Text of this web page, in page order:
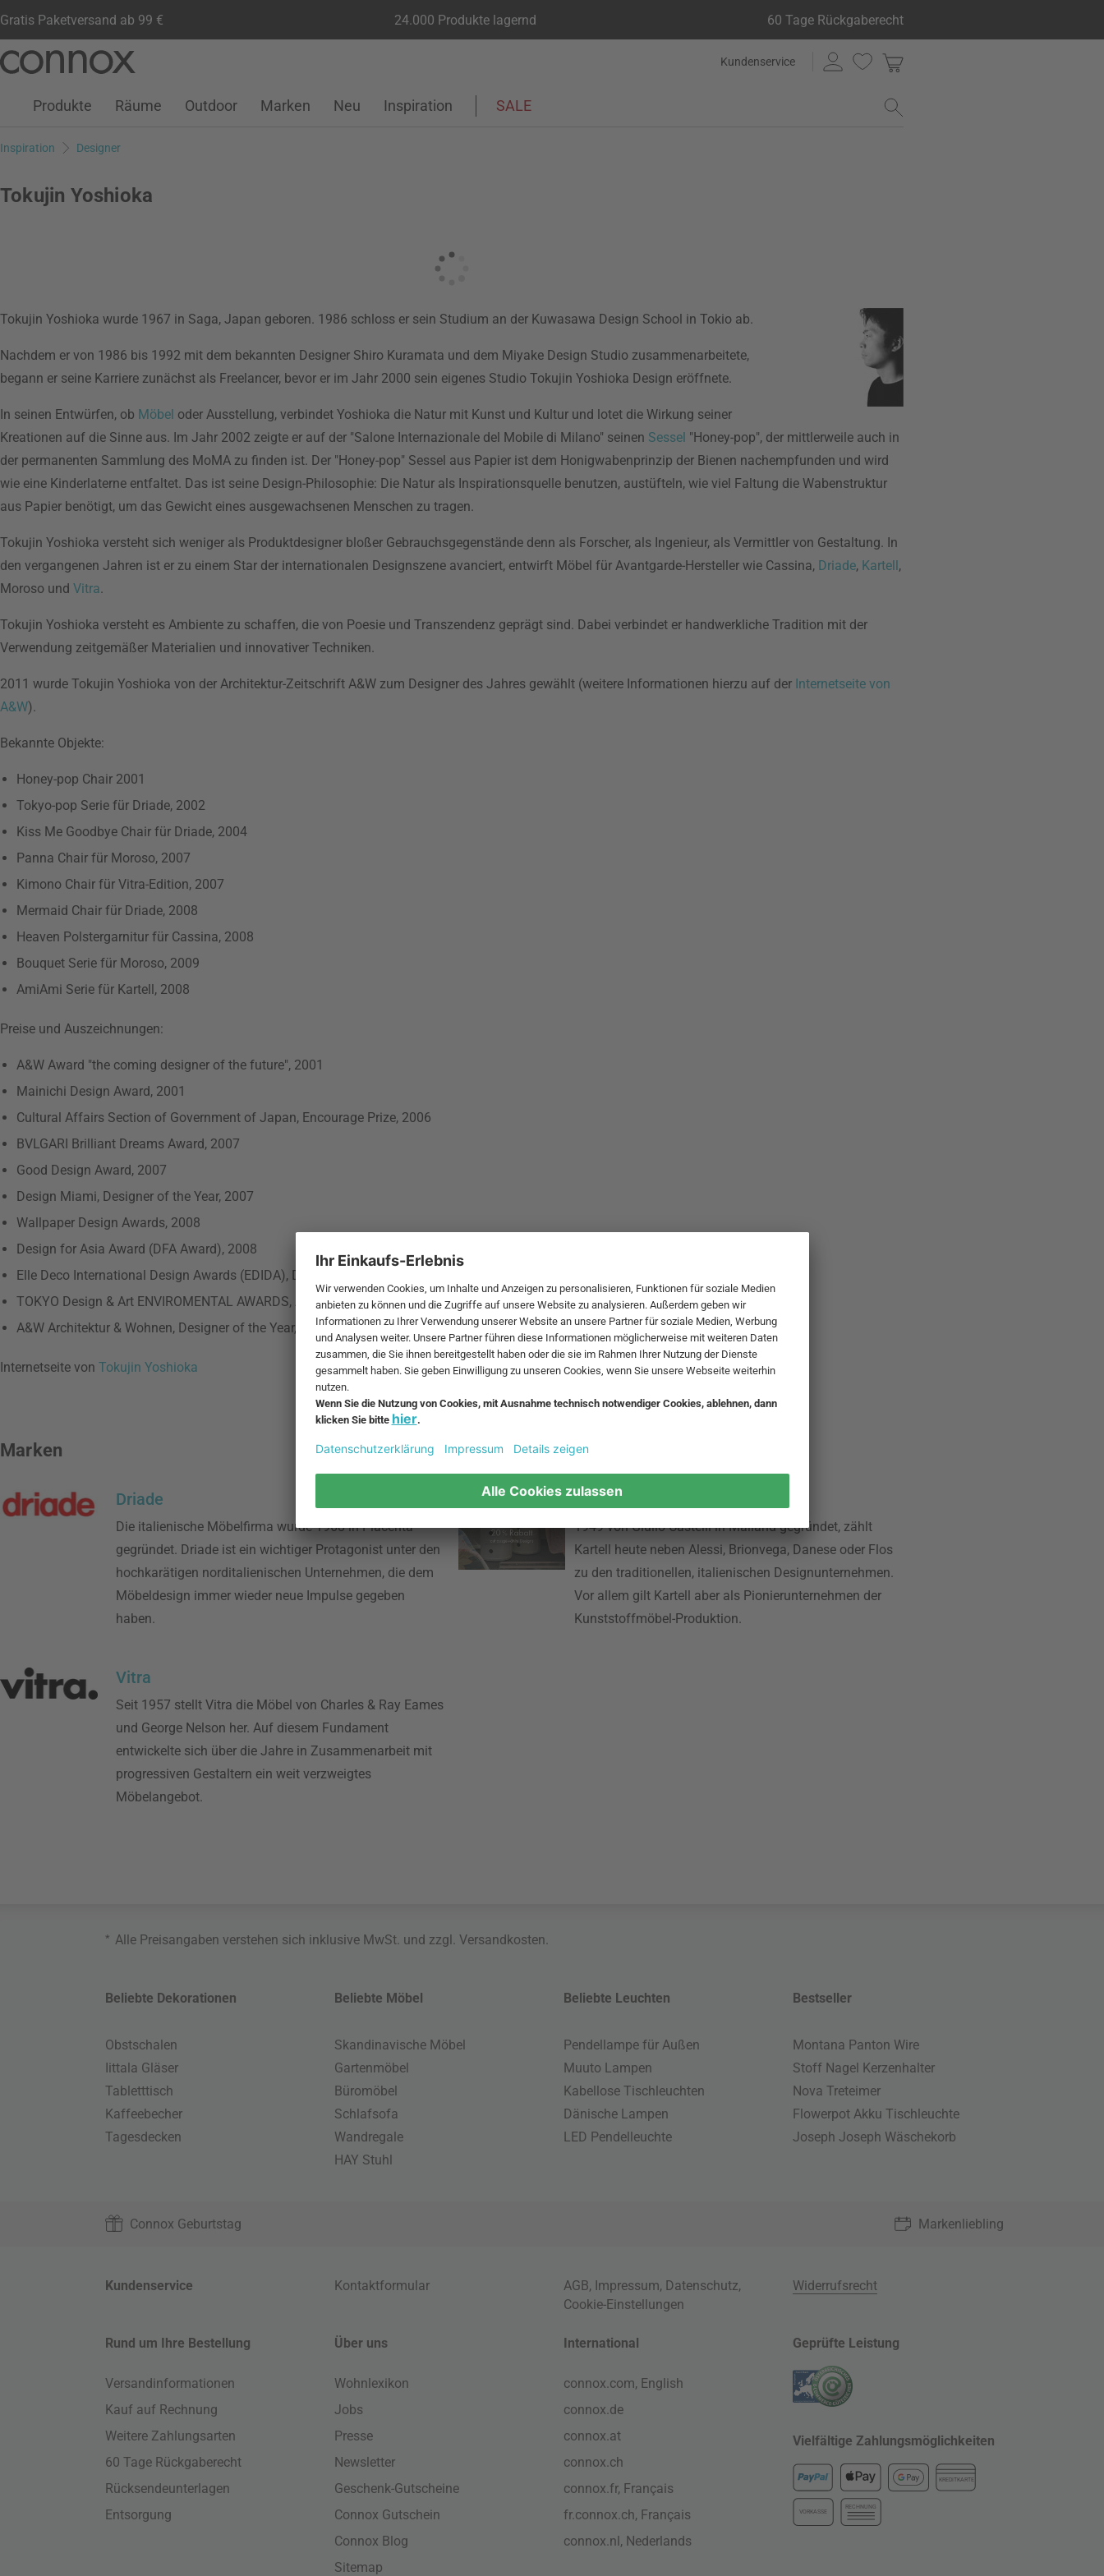
Gratis Paketversand ab 99 € 24.000 Produkte lagernd 60 Tage Rückgaberecht
Seiteninhalt
Suchfeld
Kundenservice
Kundenkonto
Wunschliste
Warenkorb
Produkte Räume Outdoor Marken Neu Inspiration SALE
Inspiration Designer
Tokujin Yoshioka
Tokujin Yoshioka wurde 1967 in Saga, Japan geboren. 1986 schloss er sein Studium an der Kuwasawa Design School in Tokio ab.
Nachdem er von 1986 bis 1992 mit dem bekannten Designer Shiro Kuramata und dem Miyake Design Studio zusammenarbeitete,
begann er seine Karriere zunächst als Freelancer, bevor er im Jahr 2000 sein eigenes Studio Tokujin Yoshioka Design eröffnete.
In seinen Entwürfen, ob Möbel oder Ausstellung, verbindet Yoshioka die Natur mit Kunst und Kultur und lotet die Wirkung seiner
Kreationen auf die Sinne aus. Im Jahr 2002 zeigte er auf der "Salone Internazionale del Mobile di Milano" seinen Sessel "Honey-pop", der mittlerweile auch in
der permanenten Sammlung des MoMA zu finden ist. Der "Honey-pop" Sessel aus Papier ist dem Honigwabenprinzip der Bienen nachempfunden und wird
wie eine Kinderlaterne entfaltet. Das ist seine Design-Philosophie: Die Natur als Inspirationsquelle benutzen, austüfteln, wie viel Faltung die Wabenstruktur
aus Papier benötigt, um das Gewicht eines ausgewachsenen Menschen zu tragen.
Tokujin Yoshioka versteht sich weniger als Produktdesigner bloßer Gebrauchsgegenstände denn als Forscher, als Ingenieur, als Vermittler von Gestaltung. In
den vergangenen Jahren ist er zu einem Star der internationalen Designszene avanciert, entwirft Möbel für Avantgarde-Hersteller wie Cassina, Driade, Kartell,
Moroso und Vitra.
Tokujin Yoshioka versteht es Ambiente zu schaffen, die von Poesie und Transzendenz geprägt sind. Dabei verbindet er handwerkliche Tradition mit der
Verwendung zeitgemäßer Materialien und innovativer Techniken.
2011 wurde Tokujin Yoshioka von der Architektur-Zeitschrift A&W zum Designer des Jahres gewählt (weitere Informationen hierzu auf der Internetseite von
A&W).
Bekannte Objekte:
Honey-pop Chair 2001
Tokyo-pop Serie für Driade, 2002
Kiss Me Goodbye Chair für Driade, 2004
Panna Chair für Moroso, 2007
Kimono Chair für Vitra-Edition, 2007
Mermaid Chair für Driade, 2008
Heaven Polstergarnitur für Cassina, 2008
Bouquet Serie für Moroso, 2009
AmiAmi Serie für Kartell, 2008
Preise und Auszeichnungen:
A&W Award "the coming designer of the future", 2001
Mainichi Design Award, 2001
Cultural Affairs Section of Government of Japan, Encourage Prize, 2006
BVLGARI Brilliant Dreams Award, 2007
Good Design Award, 2007
Design Miami, Designer of the Year, 2007
Wallpaper Design Awards, 2008
Design for Asia Award (DFA Award), 2008
Elle Deco International Design Awards (EDIDA), Designer of the Year, 2009
TOKYO Design & Art ENVIROMENTAL AWARDS, Artist of the Year, 2010
A&W Architektur & Wohnen, Designer of the Year, 2011
Internetseite von Tokujin Yoshioka
Marken
Driade
Die italienische Möbelfirma wurde 1968 in Piacenta
gegründet. Driade ist ein wichtiger Protagonist unter den
hochkarätigen norditalienischen Unternehmen, die dem
Möbeldesign immer wieder neue Impulse gegeben
haben.
Kartell
1949 von Giulio Castelli in Mailand gegründet, zählt
Kartell heute neben Alessi, Brionvega, Danese oder Flos
zu den traditionellen, italienischen Designunternehmen.
Vor allem gilt Kartell aber als Pionierunternehmen der
Kunststoffmöbel-Produktion.
Vitra
Seit 1957 stellt Vitra die Möbel von Charles & Ray Eames
und George Nelson her. Auf diesem Fundament
entwickelte sich über die Jahre in Zusammenarbeit mit
progressiven Gestaltern ein weit verzweigtes
Möbelangebot.
* Alle Preisangaben verstehen sich inklusive MwSt. und zzgl.Versandkosten
Beliebte Dekorationen
Obstschalen
Iittala Gläser
Tabletttisch
Kaffeebecher
Tagesdecken
Beliebte Möbel
Skandinavische Möbel
Gartenmöbel
Büromöbel
Schlafsofa
Wandregale
HAY Stuhl
Beliebte Leuchten
Pendellampe für Außen
Muuto Lampen
Kabellose Tischleuchten
Dänische Lampen
LED Pendelleuchte
Bestseller
Montana Panton Wire
Stoff Nagel Kerzenhalter
Nova Treteimer
Flowerpot Akku Tischleuchte
Joseph Joseph Wäschekorb
Connox Geburtstag Markenliebling
Kundenservice Kontaktformular AGB, Impressum, Datenschutz,
Cookie-Einstellungen
Widerrufsrecht
Rund um Ihre Bestellung
Versandinformationen
Kauf auf Rechnung
Weitere Zahlungsarten
60 Tage Rückgaberecht
Rücksendeunterlagen
Entsorgung
Über uns
Wohnlexikon
Jobs
Presse
Newsletter
Geschenk-Gutscheine
Connox Gutschein
Connox Blog
Sitemap
International
connox.com, English
connox.de
connox.at
connox.ch
connox.fr, Français
fr.connox.ch, Français
connox.nl, Nederlands
Geprüfte Leistung
Vielfältige Zahlungsmöglichkeiten
KREDITKARTE
VORKASSE
RECHNUNG